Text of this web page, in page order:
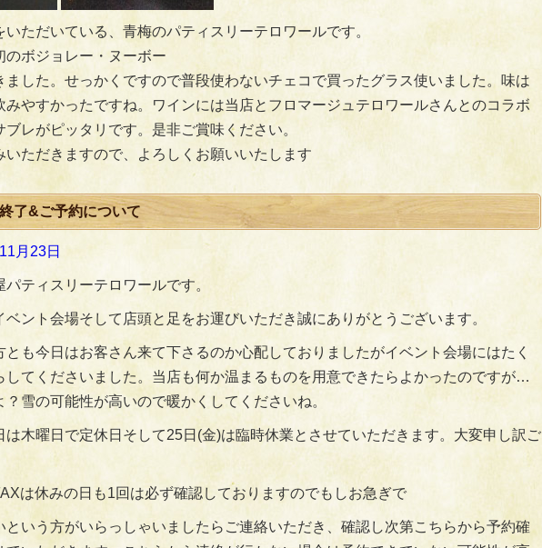
ただいている、青梅のパティスリーテロワールです。
ボジョレー・ヌーボー
ました。せっかくですので普段使わないチェコで買ったグラス使いました。味は
みやすかったですね。ワインには当店とフロマージュテロワールさんとのコラボ
レがピッタリです。是非ご賞味ください。
ただきますので、よろしくお願いいたします
了&ご予約について
月23日
ティスリーテロワールです。
ベント会場そして店頭と足をお運びいただき誠にありがとうございます。
とも今日はお客さん来て下さるのか心配しておりましたがイベント会場にはたく
してくださいました。当店も何か温まるものを用意できたらよかったのですが…
？雪の可能性が高いので暖かくしてくださいね。
は木曜日で定休日そして25日(金)は臨時休業とさせていただきます。大変申し訳ご
は休みの日も1回は必ず確認しておりますのでもしお急ぎで
という方がいらっしゃいましたらご連絡いただき、確認し次第こちらから予約確